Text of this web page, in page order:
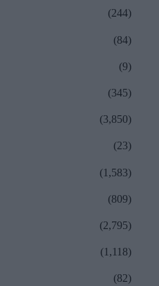
(244)
(84)
(9)
(345)
(3,850)
(23)
(1,583)
(809)
(2,795)
(1,118)
(82)